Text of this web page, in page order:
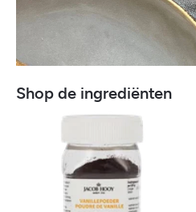
Shop de ingrediënten